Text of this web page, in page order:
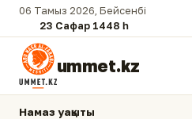
06 Тамыз 2026, Бейсенбі
23 Сафар 1448 һ.
ummet.kz
Намаз уақыты